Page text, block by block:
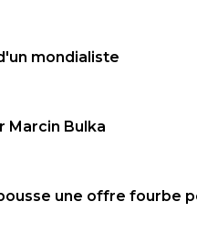
mondialiste
Marcin Bulka
une offre fourbe